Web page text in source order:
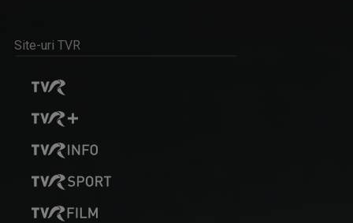
INTERVIUL SĂPTĂMÂNII
Dialoguri cu personalităţi din diferite domenii
Site-uri TVR